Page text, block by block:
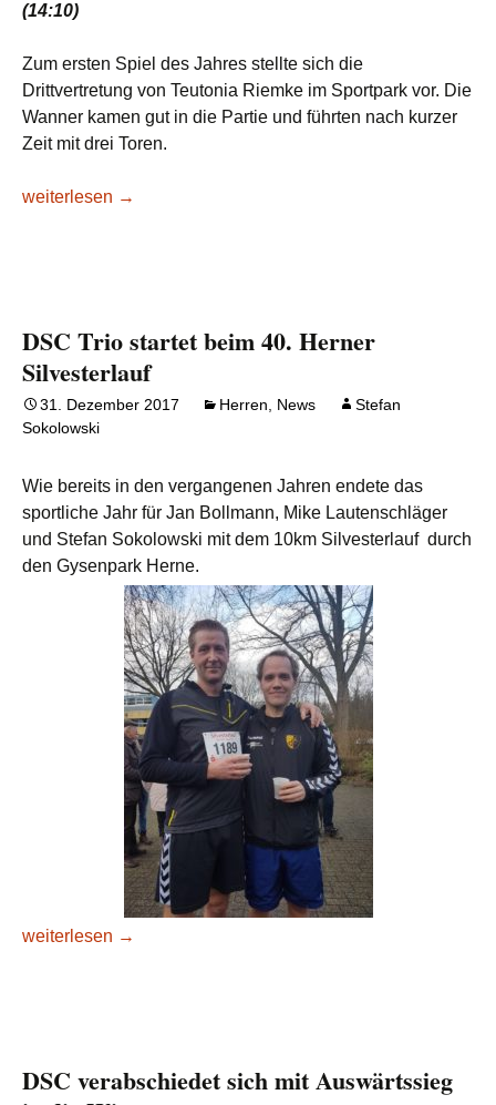
(14:10)
Zum ersten Spiel des Jahres stellte sich die
Drittvertretung von Teutonia Riemke im Sportpark vor. Die
Wanner kamen gut in die Partie und führten nach kurzer
Zeit mit drei Toren.
Wanne startet mit Heimsieg ins neue Jahr
weiterlesen →
DSC Trio startet beim 40. Herner
Silvesterlauf
31. Dezember 2017 Herren News
Stefan
Sokolowski
Wie bereits in den vergangenen Jahren endete das
sportliche Jahr für Jan Bollmann, Mike Lautenschläger
und Stefan Sokolowski mit dem 10km Silvesterlauf durch
den Gysenpark Herne.
DSC Trio startet beim 40. Herner Silvesterlauf
weiterlesen →
DSC verabschiedet sich mit Auswärtssieg